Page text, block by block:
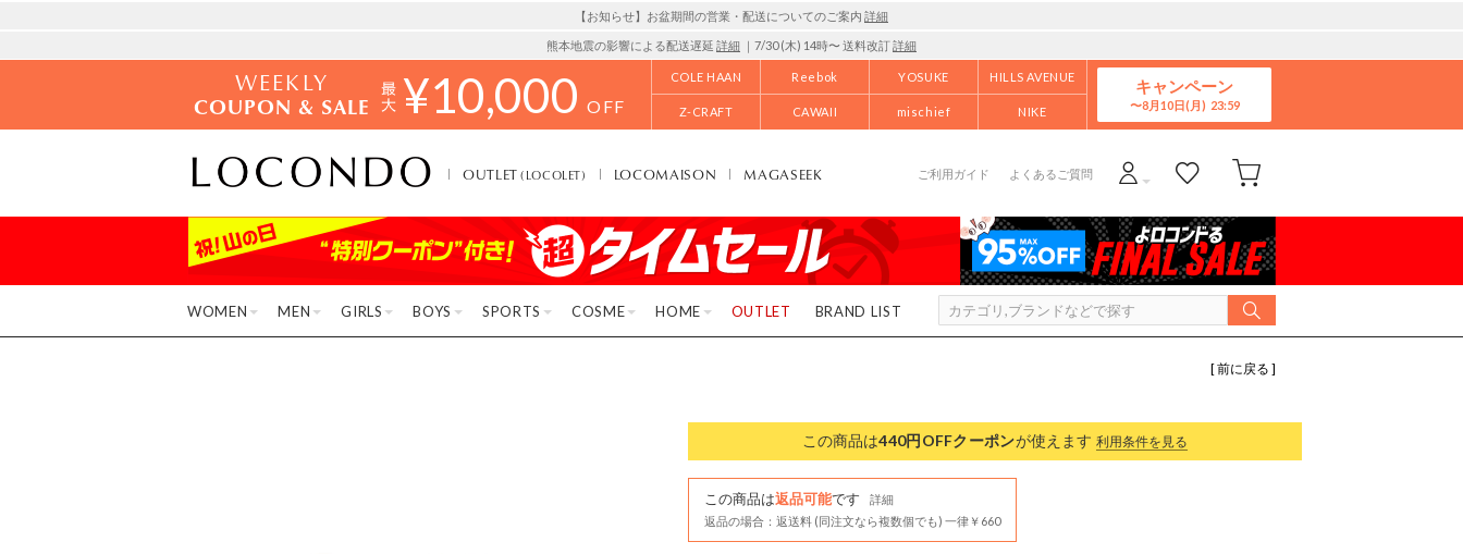
【お知らせ】お盆期間の営業・配送についてのご案内 詳細
熊本地震の影響による配送遅延 詳細 ｜7/30 (木) 14時〜 送料改訂詳細
WEEKLY
COUPON & SALE ¥10,000 OFF
COLE HAAN Reebok YOSUKE HILLS AVENUE
Z-CRAFT CAWAII mischief NIKE
キャンペーン
8月10日(月)
OUTLET(LOCOLET) LOCOMAISON MAGASEEK ご利用ガイド よくあるご質問
WOMEN MEN GIRLS BOYS SPORTS COSME HOME OUTLET BRAND LIST
[ 前に戻る ]
この商品は440円OFFクーポンが使えます 利用条件を見る
この商品は返品可能です
詳細
返品の場合：返送料 (同注文なら複数個でも) 一律￥660